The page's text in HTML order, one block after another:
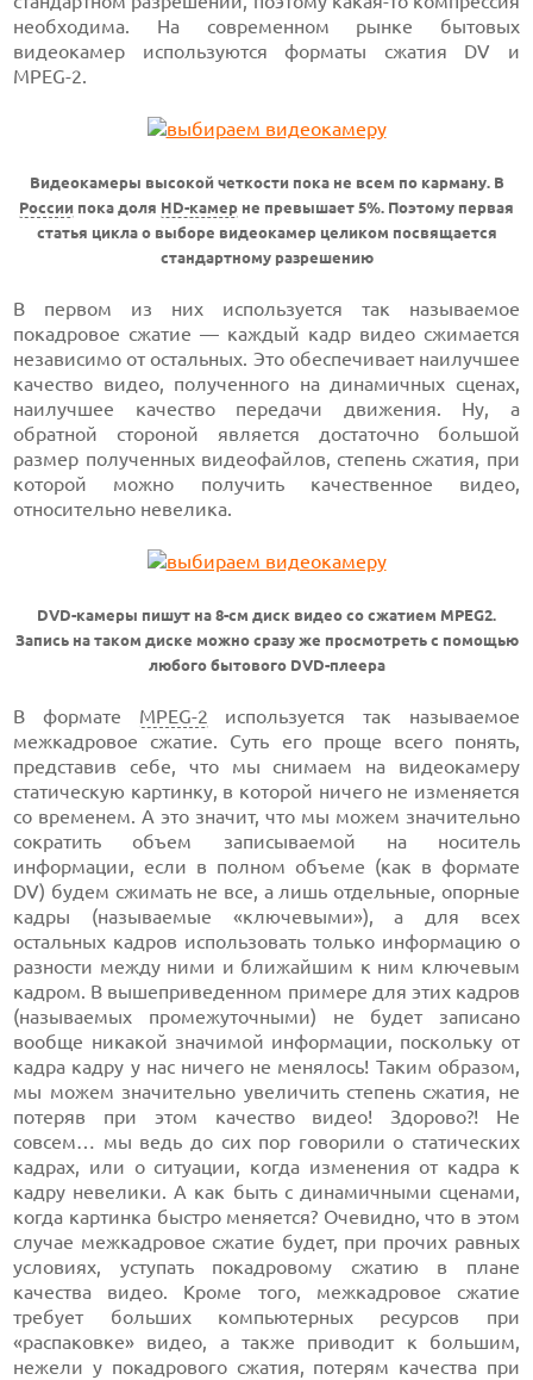
необходима. На современном рынке бытовых
видеокамер используются форматы сжатия DV и
MPEG-2.
Видеокамеры высокой четкости пока не всем по карману. В
России пока доля HD-камер не превышает 5%. Поэтому первая
статья цикла о выборе видеокамер целиком посвящается
стандартному разрешению
В первом из них используется так называемое
покадровое сжатие — каждый кадр видео сжимается
независимо от остальных. Это обеспечивает наилучшее
качество видео, полученного на динамичных сценах,
наилучшее качество передачи движения. Ну, а
обратной стороной является достаточно большой
размер полученных видеофайлов, степень сжатия, при
которой можно получить качественное видео,
относительно невелика.
DVD-камеры пишут на 8-см диск видео со сжатием MPEG2.
Запись на таком диске можно сразу же просмотреть с помощью
любого бытового DVD-плеера
В формате MPEG-2 используется так называемое
межкадровое сжатие. Суть его проще всего понять,
представив себе, что мы снимаем на видеокамеру
статическую картинку, в которой ничего не изменяется
со временем. А это значит, что мы можем значительно
сократить объем записываемой на носитель
информации, если в полном объеме (как в формате
DV) будем сжимать не все, а лишь отдельные, опорные
кадры (называемые «ключевыми»), а для всех
остальных кадров использовать только информацию о
разности между ними и ближайшим к ним ключевым
кадром. В вышеприведенном примере для этих кадров
(называемых промежуточными) не будет записано
вообще никакой значимой информации, поскольку от
кадра кадру у нас ничего не менялось! Таким образом,
мы можем значительно увеличить степень сжатия, не
потеряв при этом качество видео! Здорово?! Не
совсем… мы ведь до сих пор говорили о статических
кадрах, или о ситуации, когда изменения от кадра к
кадру невелики. А как быть с динамичными сценами,
когда картинка быстро меняется? Очевидно, что в этом
случае межкадровое сжатие будет, при прочих равных
условиях, уступать покадровому сжатию в плане
качества видео. Кроме того, межкадровое сжатие
требует больших компьютерных ресурсов при
«распаковке» видео, а также приводит к большим,
нежели у покадрового сжатия, потерям качества при